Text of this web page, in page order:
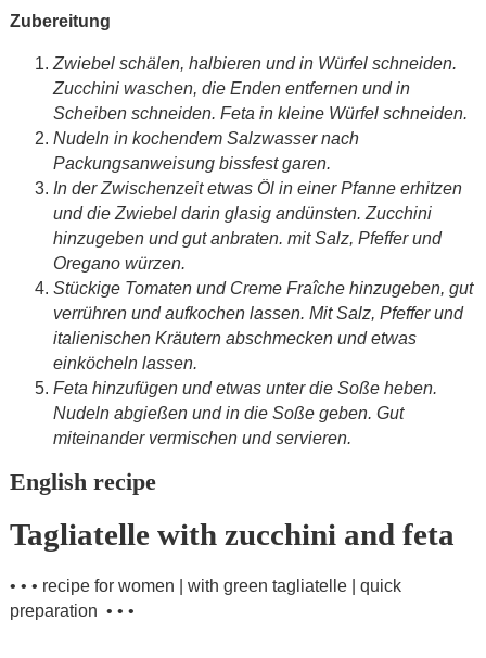
Zubereitung
Zwiebel schälen, halbieren und in Würfel schneiden.
Zucchini waschen, die Enden entfernen und in
Scheiben schneiden. Feta in kleine Würfel schneiden.
Nudeln in kochendem Salzwasser nach
Packungsanweisung bissfest garen.
In der Zwischenzeit etwas Öl in einer Pfanne erhitzen
und die Zwiebel darin glasig andünsten. Zucchini
hinzugeben und gut anbraten. mit Salz, Pfeffer und
Oregano würzen.
Stückige Tomaten und Creme Fraîche hinzugeben, gut
verrühren und aufkochen lassen. Mit Salz, Pfeffer und
italienischen Kräutern abschmecken und etwas
einköcheln lassen.
Feta hinzufügen und etwas unter die Soße heben.
Nudeln abgießen und in die Soße geben. Gut
miteinander vermischen und servieren.
English recipe
Tagliatelle with zucchini and feta
• • • recipe for women | with green tagliatelle | quick
preparation • • •